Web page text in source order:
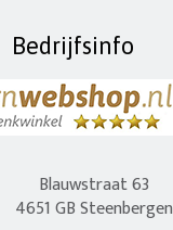
Bedrijfsinfo
Blauwstraat 63
4651 GB Steenbergen